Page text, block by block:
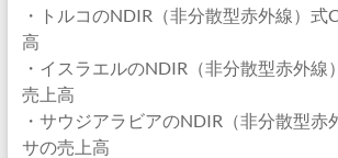
・トルコのNDIR（非分散型赤外線）式
高
・イスラエルのNDIR（非分散型赤外線
売上高
・サウジアラビアのNDIR（非分散型赤
サの売上高